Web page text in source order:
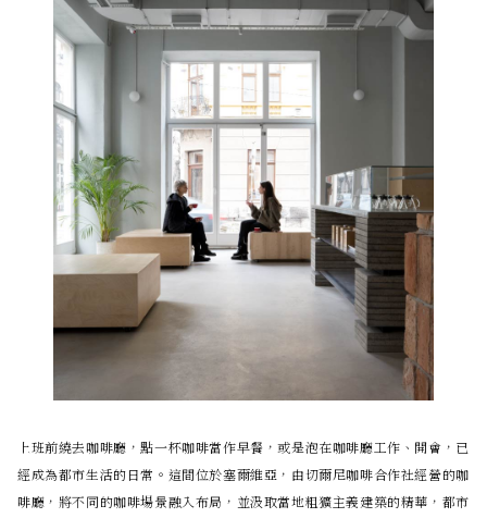
上班前繞去咖啡廳，點一杯咖啡當作早餐，或是泡在咖啡廳工作、開會，已
經成為都市生活的日常。這間位於塞爾維亞，由切爾尼咖啡合作社經營的咖
啡廳，將不同的咖啡場景融入布局，並汲取當地粗獷主義建築的精華，都市